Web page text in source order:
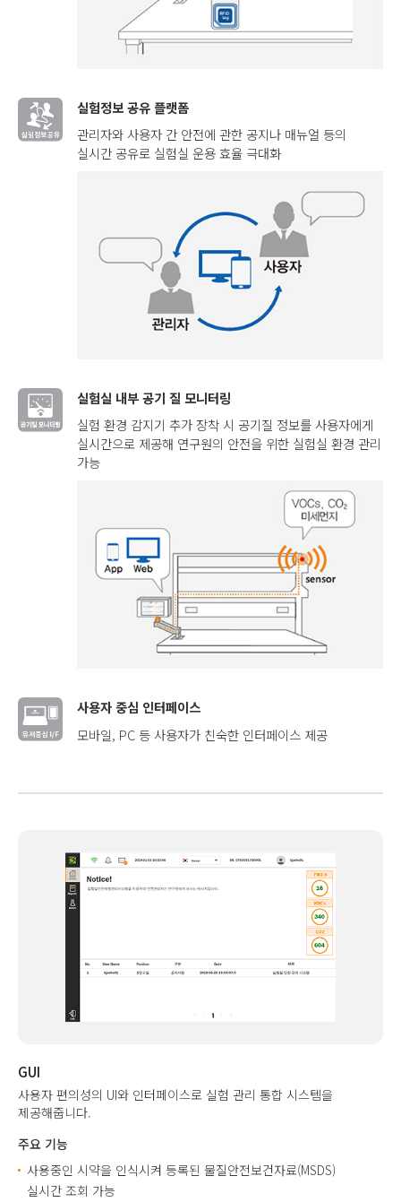
실험정보 공유 플랫폼
관리자와 사용자 간 안전에 관한 공지나 매뉴얼 등의
실시간 공유로 실험실 운용 효율 극대화
실험실 내부 공기 질 모니터링
실험 환경 감지기 추가 장착 시 공기질 정보를 사용자에게
실시간으로 제공해 연구원의 안전을 위한 실험실 환경 관리
가능
사용자 중심 인터페이스
모바일, PC 등 사용자가 친숙한 인터페이스 제공
GUI
사용자 편의성의 UI와 인터페이스로 실험 관리 통합 시스템을
제공해줍니다.
주요 기능
사용중인 시약을 인식시켜 등록된 물질안전보건자료(MSDS)
실시간 조회 가능